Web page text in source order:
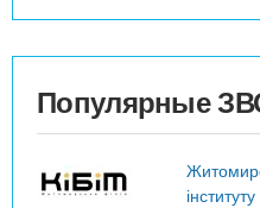
Популярные